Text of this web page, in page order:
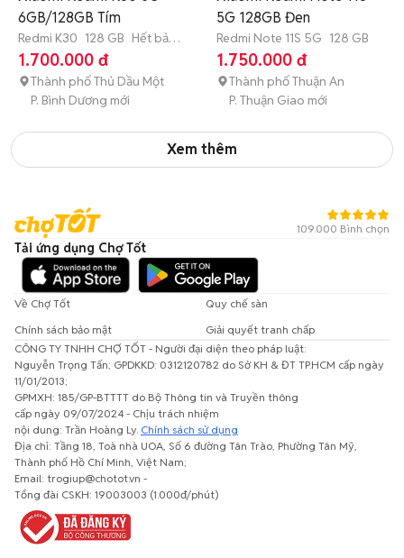
6GB/128GB Tím
Redmi K30 128 GB Hết bảo
hành
1.700.000 đ
Thành phố Thủ Dầu Một
P. Bình Dương mới
5G 128GB Đen
Redmi Note 11S 5G 128 GB
1.750.000 đ
Thành phố Thuận An
P. Thuận Giao mới
Xem thêm
109.000 Bình chọn
Tải ứng dụng Chợ Tốt
Về Chợ Tốt
Quy chế sàn
Chính sách bảo mật
Giải quyết tranh chấp
CÔNG TY TNHH CHỢ TỐT - Người đại diện theo pháp luật:
Nguyễn Trọng Tấn; GPDKKD: 0312120782 do Sở KH & ĐT TP.HCM cấp ngày
11/01/2013;
GPMXH: 185/GP-BTTTT do Bộ Thông tin và Truyền thông
cấp ngày 09/07/2024 - Chịu trách nhiệm
nội dung: Trần Hoàng Ly. Chính sách sử dụng
Địa chỉ: Tầng 18, Toà nhà UOA, Số 6 đường Tân Trào, Phường Tân Mỹ,
Thành phố Hồ Chí Minh, Việt Nam;
Email: trogiup@chotot.vn -
Tổng đài CSKH: 19003003 (1.000đ/phút)